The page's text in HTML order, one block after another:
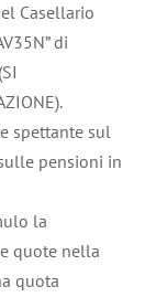
Casellario
di
spettante sul
pensioni in
la
quote nella
quota